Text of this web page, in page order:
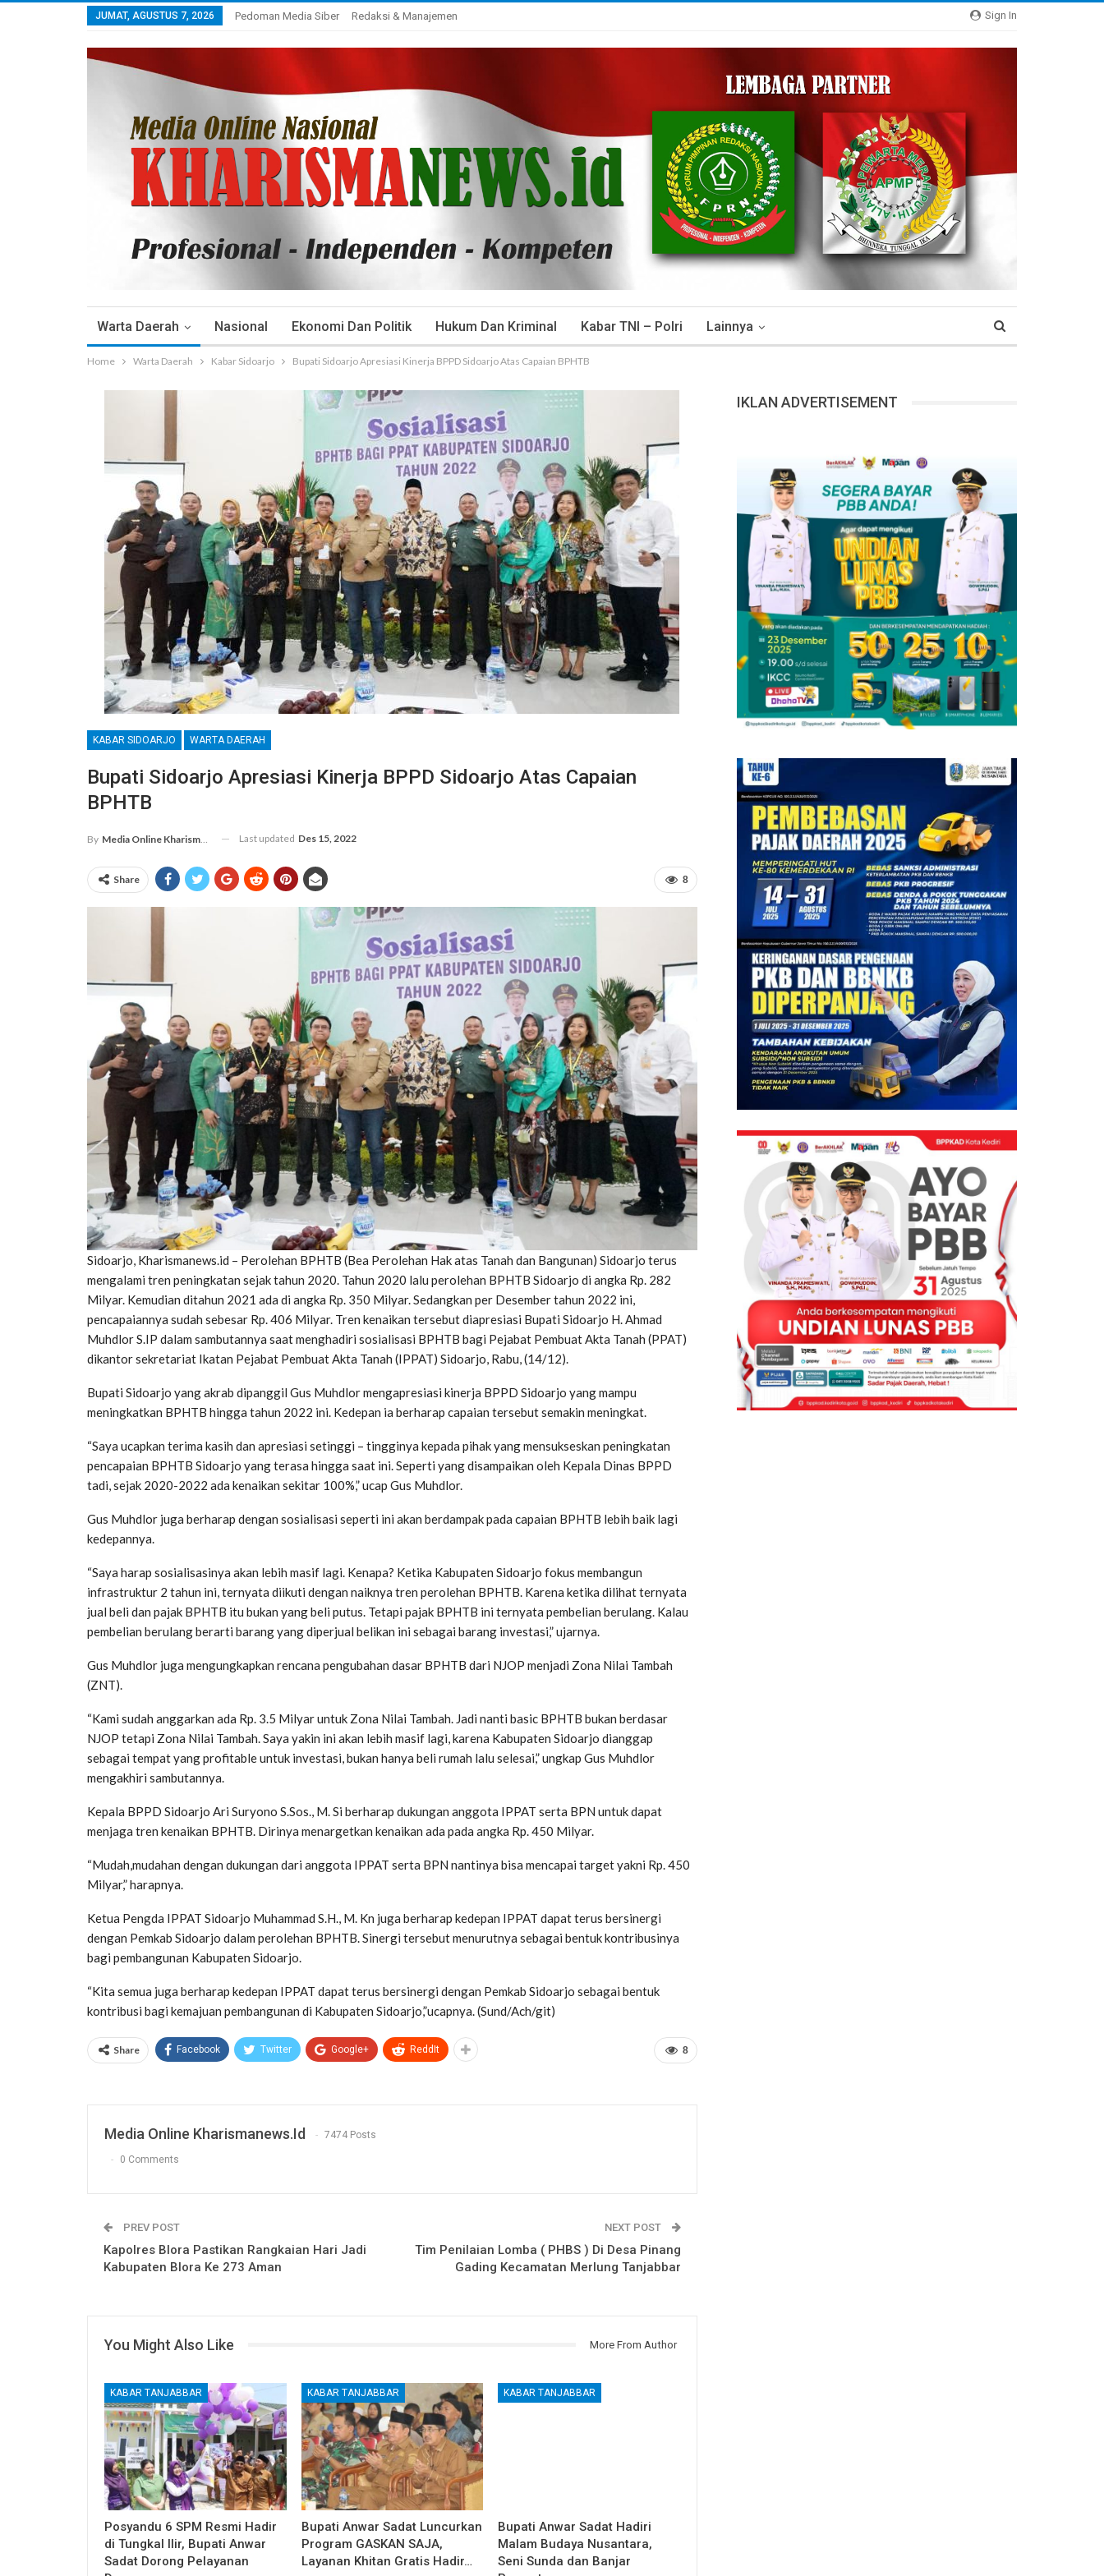
Sign In
JUMAT, AGUSTUS 7, 2026 Pedoman Media Siber Redaksi & Manajemen
Warta Daerah Nasional Ekonomi Dan Politik Hukum Dan Kriminal Kabar TNI – Polri Lainnya
Home Warta Daerah Kabar Sidoarjo Bupati Sidoarjo Apresiasi Kinerja BPPD Sidoarjo Atas Capaian BPHTB
KABAR SIDOARJO WARTA DAERAH
Bupati Sidoarjo Apresiasi Kinerja BPPD Sidoarjo Atas Capaian
BPHTB
By Media Online Kharismanews.id Last updated Des 15, 2022
8
Share
Sidoarjo, Kharismanews.id – Perolehan BPHTB (Bea Perolehan Hak atas Tanah dan Bangunan) Sidoarjo terus
mengalami tren peningkatan sejak tahun 2020. Tahun 2020 lalu perolehan BPHTB Sidoarjo di angka Rp. 282
Milyar. Kemudian ditahun 2021 ada di angka Rp. 350 Milyar. Sedangkan per Desember tahun 2022 ini,
pencapaiannya sudah sebesar Rp. 406 Milyar. Tren kenaikan tersebut diapresiasi Bupati Sidoarjo H. Ahmad
Muhdlor S.IP dalam sambutannya saat menghadiri sosialisasi BPHTB bagi Pejabat Pembuat Akta Tanah (PPAT)
dikantor sekretariat Ikatan Pejabat Pembuat Akta Tanah (IPPAT) Sidoarjo, Rabu, (14/12).
Bupati Sidoarjo yang akrab dipanggil Gus Muhdlor mengapresiasi kinerja BPPD Sidoarjo yang mampu
meningkatkan BPHTB hingga tahun 2022 ini. Kedepan ia berharap capaian tersebut semakin meningkat.
“Saya ucapkan terima kasih dan apresiasi setinggi – tingginya kepada pihak yang mensukseskan peningkatan
pencapaian BPHTB Sidoarjo yang terasa hingga saat ini. Seperti yang disampaikan oleh Kepala Dinas BPPD
tadi, sejak 2020-2022 ada kenaikan sekitar 100%,” ucap Gus Muhdlor.
Gus Muhdlor juga berharap dengan sosialisasi seperti ini akan berdampak pada capaian BPHTB lebih baik lagi
kedepannya.
“Saya harap sosialisasinya akan lebih masif lagi. Kenapa? Ketika Kabupaten Sidoarjo fokus membangun
infrastruktur 2 tahun ini, ternyata diikuti dengan naiknya tren perolehan BPHTB. Karena ketika dilihat ternyata
jual beli dan pajak BPHTB itu bukan yang beli putus. Tetapi pajak BPHTB ini ternyata pembelian berulang. Kalau
pembelian berulang berarti barang yang diperjual belikan ini sebagai barang investasi,” ujarnya.
Gus Muhdlor juga mengungkapkan rencana pengubahan dasar BPHTB dari NJOP menjadi Zona Nilai Tambah
(ZNT).
“Kami sudah anggarkan ada Rp. 3.5 Milyar untuk Zona Nilai Tambah. Jadi nanti basic BPHTB bukan berdasar
NJOP tetapi Zona Nilai Tambah. Saya yakin ini akan lebih masif lagi, karena Kabupaten Sidoarjo dianggap
sebagai tempat yang profitable untuk investasi, bukan hanya beli rumah lalu selesai,” ungkap Gus Muhdlor
mengakhiri sambutannya.
Kepala BPPD Sidoarjo Ari Suryono S.Sos., M. Si berharap dukungan anggota IPPAT serta BPN untuk dapat
menjaga tren kenaikan BPHTB. Dirinya menargetkan kenaikan ada pada angka Rp. 450 Milyar.
“Mudah,mudahan dengan dukungan dari anggota IPPAT serta BPN nantinya bisa mencapai target yakni Rp. 450
Milyar,” harapnya.
Ketua Pengda IPPAT Sidoarjo Muhammad S.H., M. Kn juga berharap kedepan IPPAT dapat terus bersinergi
dengan Pemkab Sidoarjo dalam perolehan BPHTB. Sinergi tersebut menurutnya sebagai bentuk kontribusinya
bagi pembangunan Kabupaten Sidoarjo.
“Kita semua juga berharap kedepan IPPAT dapat terus bersinergi dengan Pemkab Sidoarjo sebagai bentuk
kontribusi bagi kemajuan pembangunan di Kabupaten Sidoarjo,”ucapnya. (Sund/Ach/git)
8
Share Facebook Twitter Google+ ReddIt
Media Online Kharismanews.id 7474 Posts
0 Comments
PREV POST
Kapolres Blora Pastikan Rangkaian Hari Jadi
Kabupaten Blora Ke 273 Aman
NEXT POST
Tim Penilaian Lomba ( PHBS ) Di Desa Pinang
Gading Kecamatan Merlung Tanjabbar
You Might Also Like More From Author
KABAR TANJABBAR
Posyandu 6 SPM Resmi Hadir
di Tungkal Ilir, Bupati Anwar
Sadat Dorong Pelayanan
KABAR TANJABBAR
Bupati Anwar Sadat Luncurkan
Program GASKAN SAJA,
Layanan Khitan Gratis Hadir…
KABAR TANJABBAR
Bupati Anwar Sadat Hadiri
Malam Budaya Nusantara,
Seni Sunda dan Banjar
IKLAN ADVERTISEMENT